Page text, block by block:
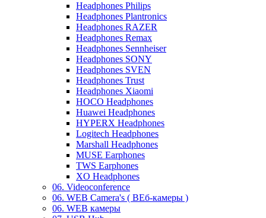
Headphones Philips
Headphones Plantronics
Headphones RAZER
Headphones Remax
Headphones Sennheiser
Headphones SONY
Headphones SVEN
Headphones Trust
Headphones Xiaomi
HOCO Headphones
Huawei Headphones
HYPERX Headphones
Logitech Headphones
Marshall Headphones
MUSE Earphones
TWS Earphones
XO Headphones
06. Videoconference
06. WEB Camera's ( ВЕб-камеры )
06. WEB камеры